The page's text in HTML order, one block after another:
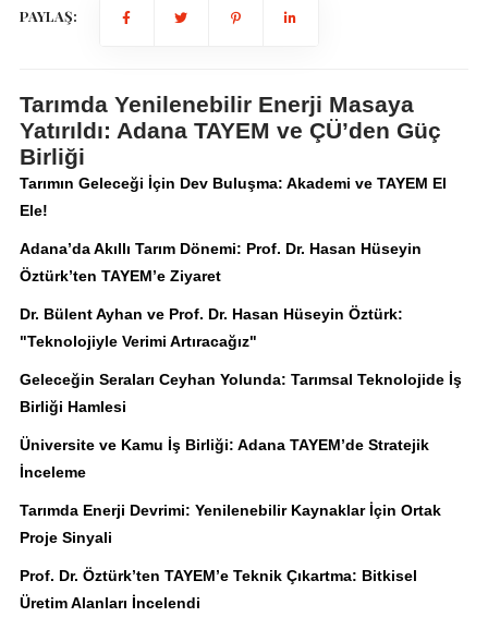
PAYLAŞ:
Tarımda Yenilenebilir Enerji Masaya
Yatırıldı: Adana TAYEM ve ÇÜ’den Güç
Birliği
Tarımın Geleceği İçin Dev Buluşma: Akademi ve TAYEM El
Ele!
Adana’da Akıllı Tarım Dönemi: Prof. Dr. Hasan Hüseyin
Öztürk’ten TAYEM’e Ziyaret
Dr. Bülent Ayhan ve Prof. Dr. Hasan Hüseyin Öztürk:
"Teknolojiyle Verimi Artıracağız"
Geleceğin Seraları Ceyhan Yolunda: Tarımsal Teknolojide İş
Birliği Hamlesi
Üniversite ve Kamu İş Birliği: Adana TAYEM’de Stratejik
İnceleme
Tarımda Enerji Devrimi: Yenilenebilir Kaynaklar İçin Ortak
Proje Sinyali
Prof. Dr. Öztürk’ten TAYEM’e Teknik Çıkartma: Bitkisel
Üretim Alanları İncelendi